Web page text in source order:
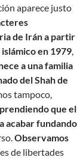
aparece justo
de Irán a partir
en 1979,
a una familia
del Shah de
tampoco,
que el
acabar fundando
Observamos
de libertades